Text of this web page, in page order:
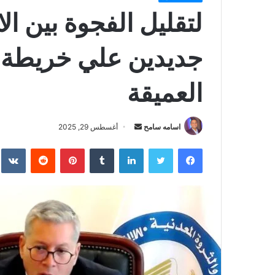
لتقليل الفجوة بين
جديدين علي خريطة
العميقة
اسامه سامح
أرسل
إلكترونيا
أغسطس 29, 2025
فيسبوك تويتر لينكدإن بينتيريست